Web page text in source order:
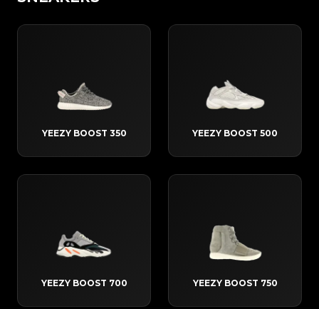
YEEZY BOOST 350 YEEZY BOOST 500
YEEZY BOOST 700 YEEZY BOOST 750